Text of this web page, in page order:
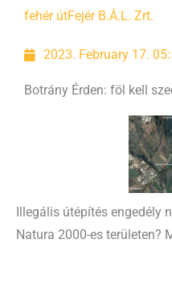
fehér útFejér B.Á.L. Zrt.
2023. February 17.
Botrány Érden: föl kell
Illegális útépítés engedély
Natura 2000-es területen?